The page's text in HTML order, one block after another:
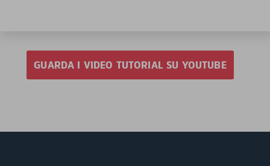
GUARDA I VIDEO TUTORIAL SU YOUTUBE